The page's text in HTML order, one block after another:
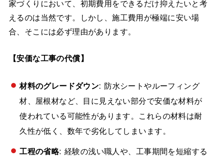
家づくりにおいて、初期費用をできるだけ抑えたいと考
えるのは当然です。しかし、施工費用が極端に安い場
合、そこには必ず理由があります。
【安価な工事の代償】
材料のグレードダウン: 防水シートやルーフィング
材、屋根材など、目に見えない部分で安価な材料が
使われている可能性があります。これらの材料は耐
久性が低く、数年で劣化してしまいます。
工程の省略: 経験の浅い職人や、工事期間を短縮する